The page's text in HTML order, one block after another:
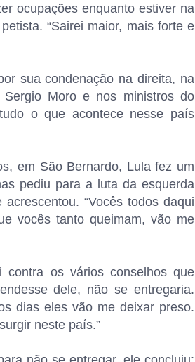
ocupações enquanto estiver na
“Sairei maior, mais forte e
sua condenação na direita, na
Moro e nos ministros do
o que acontece nesse país
em São Bernardo, Lula fez um
pediu para a luta da esquerda
“Vocês todos daqui
vocês tanto queimam, vão me
contra os vários conselhos que
dele, não se entregaria.
dias eles vão me deixar preso.
neste país.”